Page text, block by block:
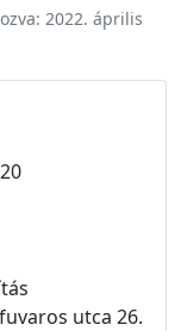
2022. április
utca 26.